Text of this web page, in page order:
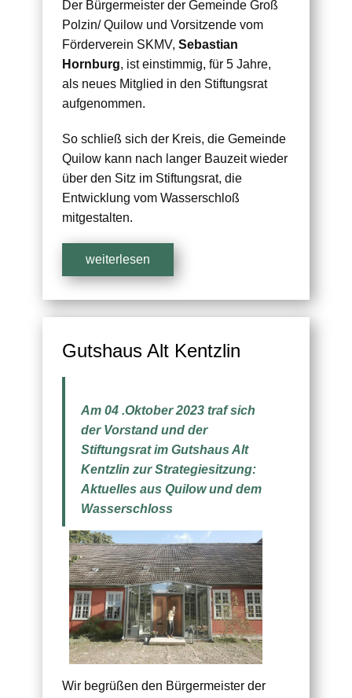
Der Bürgermeister der Gemeinde Groß
Polzin/ Quilow und Vorsitzende vom
Förderverein SKMV, Sebastian
Hornburg, ist einstimmig, für 5 Jahre,
als neues Mitglied in den Stiftungsrat
aufgenommen.
So schließ sich der Kreis, die Gemeinde
Quilow kann nach langer Bauzeit wieder
über den Sitz im Stiftungsrat, die
Entwicklung vom Wasserschloß
mitgestalten.
weiterlesen
Gutshaus Alt Kentzlin
Am 04 .Oktober 2023 traf sich
der Vorstand und der
Stiftungsrat im Gutshaus Alt
Kentzlin zur Strategiesitzung:
Aktuelles aus Quilow und dem
Wasserschloss
Wir begrüßen den Bürgermeister der